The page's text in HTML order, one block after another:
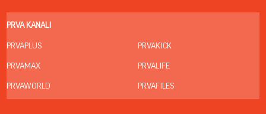
PRVA KANALI
PRVAPLUS
PRVAMAX
PRVAWORLD
PRVAKICK
PRVALIFE
PRVAFILES